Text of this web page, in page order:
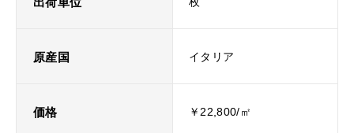
原産国 イタリア
価格 ￥22,800/㎡